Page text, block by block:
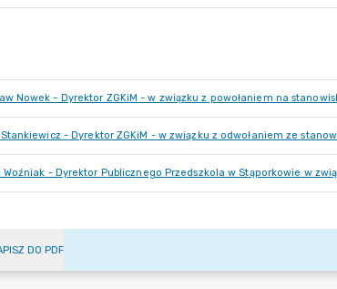
Nowek - Dyrektor ZGKiM - w związku z powołaniem na
- Dyrektor ZGKiM - w związku z odwołaniem ze
Woźniak - Dyrektor Publicznego Przedszkola w Stąporkowie w
DO PDF